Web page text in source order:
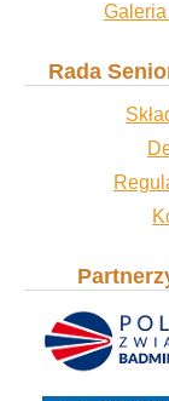
Rada